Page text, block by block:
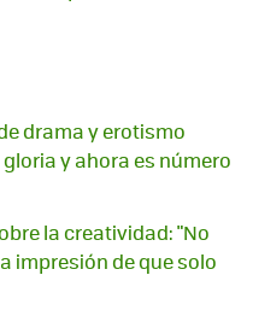
drama y erotismo
y ahora es número
la creatividad: "No
impresión de que solo